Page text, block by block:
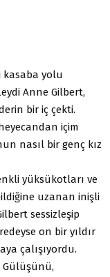
kasaba yolu
Anne Gilbert,
bir iç çekti.
içim
nasıl bir genç kız
yüksükotları ve
uzanan inişli
sessizleşip
on bir yıldır
çalışıyordu.
Gülüşünü,